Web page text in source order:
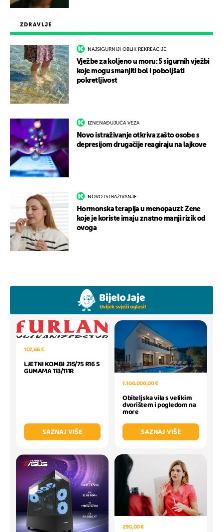
ZDRAVLJE
NAJSIGURNIJI OBLIK REKREACIJE
Vježbe za koljeno u moru: 5 sigurnih vježbi
koje mogu smanjiti bol i poboljšati
pokretljivost
IZNENAĐUJUĆA VEZA
Novo istraživanje otkriva zašto osobe s
depresijom drugačije reagiraju na lajkove
NOVO ISTRAŽIVANJE
Hormonska terapija u menopauzi: Žene
koje je koriste imaju znatno manji rizik od
ovoga
107,66 €
LJETNI KOMBI 215/75 R16 S
GUMAMA 113/111R
SAZNAJ VIŠE
1.100.000,00 €
Obiteljska vila s velikim
dvorištem i pogledom na
more
SAZNAJ VIŠE
290,00 €